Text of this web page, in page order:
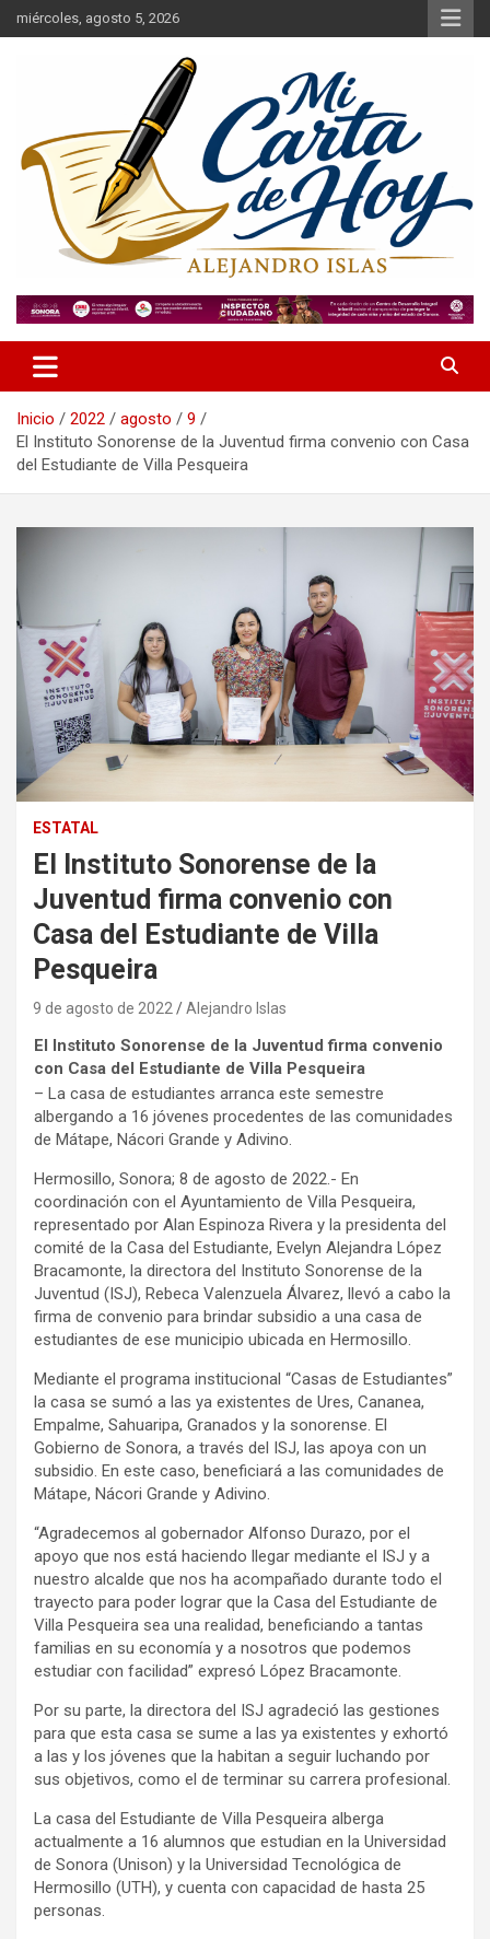
Saltar
al
miércoles, agosto 5, 2026
Mi Carta de Hoy
Inicio 2022 agosto
9
El Instituto Sonorense de la Juventud firma convenio con Casa
del Estudiante de Villa Pesqueira
ESTATAL
El Instituto Sonorense de la
Juventud firma convenio con
Casa del Estudiante de Villa
Pesqueira
9 de agosto de 2022 Alejandro Islas
El Instituto Sonorense de la Juventud firma convenio
con Casa del Estudiante de Villa Pesqueira
– La casa de estudiantes arranca este semestre
albergando a 16 jóvenes procedentes de las comunidades
de Mátape, Nácori Grande y Adivino.
Hermosillo, Sonora; 8 de agosto de 2022.- En
coordinación con el Ayuntamiento de Villa Pesqueira,
representado por Alan Espinoza Rivera y la presidenta del
comité de la Casa del Estudiante, Evelyn Alejandra López
Bracamonte, la directora del Instituto Sonorense de la
Juventud (ISJ), Rebeca Valenzuela Álvarez, llevó a cabo la
firma de convenio para brindar subsidio a una casa de
estudiantes de ese municipio ubicada en Hermosillo.
Mediante el programa institucional “Casas de Estudiantes”
la casa se sumó a las ya existentes de Ures, Cananea,
Empalme, Sahuaripa, Granados y la sonorense. El
Gobierno de Sonora, a través del ISJ, las apoya con un
subsidio. En este caso, beneficiará a las comunidades de
Mátape, Nácori Grande y Adivino.
“Agradecemos al gobernador Alfonso Durazo, por el
apoyo que nos está haciendo llegar mediante el ISJ y a
nuestro alcalde que nos ha acompañado durante todo el
trayecto para poder lograr que la Casa del Estudiante de
Villa Pesqueira sea una realidad, beneficiando a tantas
familias en su economía y a nosotros que podemos
estudiar con facilidad” expresó López Bracamonte.
Por su parte, la directora del ISJ agradeció las gestiones
para que esta casa se sume a las ya existentes y exhortó
a las y los jóvenes que la habitan a seguir luchando por
sus objetivos, como el de terminar su carrera profesional.
La casa del Estudiante de Villa Pesqueira alberga
actualmente a 16 alumnos que estudian en la Universidad
de Sonora (Unison) y la Universidad Tecnológica de
Hermosillo (UTH), y cuenta con capacidad de hasta 25
personas.